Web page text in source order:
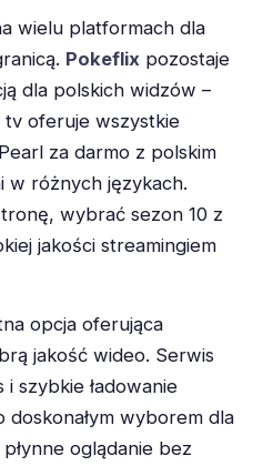
wielu platformach dla
Pokeflix pozostaje
dla polskich widzów –
oferuje wszystkie
za darmo z polskim
w różnych językach.
wybrać sezon 10 z
jakości streamingiem
opcja oferująca
jakość wideo. Serwis
szybkie ładowanie
wyborem dla
oglądanie bez